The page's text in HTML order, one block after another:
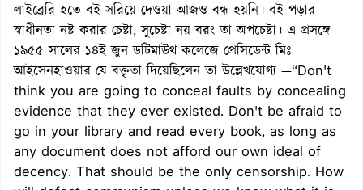
লাইব্রেরি হতে বই সরিয়ে দেওয়া আজও বন্ধ হয়নি। বই পড়ার
স্বাধীনতা নষ্ট করার চেষ্টা, সুচেষ্টা নয় বরং তা অপচেষ্টা। এ প্রসঙ্গে
১৯৫৫ সালের ১৪ই জুন ডটিমাউথ কলেজে প্রেসিডেন্ট মিঃ
আইসেনহাওয়ার যে বক্তৃতা দিয়েছিলেন তা উল্লেখযোগ্য —“Don't
think you are going to conceal faults by concealing
evidence that they ever existed. Don't be afraid to
go in your library and read every book, as long as
any document does not afford our own ideal of
decency. That should be the only censorship. How